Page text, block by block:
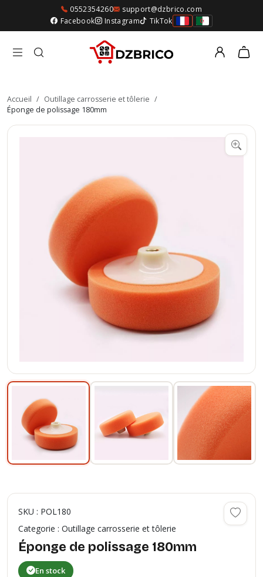
0552354260
support@dzbrico.com
Facebook
Instagram TikTok
Accueil / Outillage carrosserie et tôlerie /
Éponge de polissage 180mm
SKU : POL180
Categorie : Outillage carrosserie et tôlerie
Éponge de polissage 180mm
En stock